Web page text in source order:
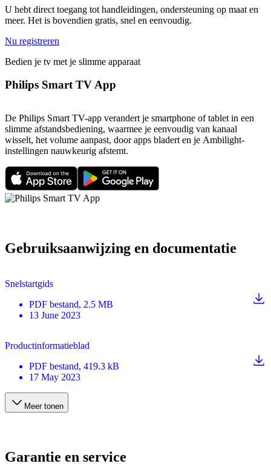
U hebt direct toegang tot handleidingen, ondersteuning op maat en
meer. Het is bovendien gratis, snel en eenvoudig.
Nu registreren
Bedien je tv met je slimme apparaat
Philips Smart TV App
De Philips Smart TV-app verandert je smartphone of tablet in een
slimme afstandsbediening, waarmee je eenvoudig van kanaal
wisselt, het volume aanpast, door apps bladert en je Ambilight-
instellingen nauwkeurig afstemt.
Gebruiksaanwijzing en documentatie
Snelstartgids
PDF bestand, 2.5 MB
13 June 2023
Productinformatieblad
PDF bestand, 419.3 kB
17 May 2023
Meer tonen
Garantie en service